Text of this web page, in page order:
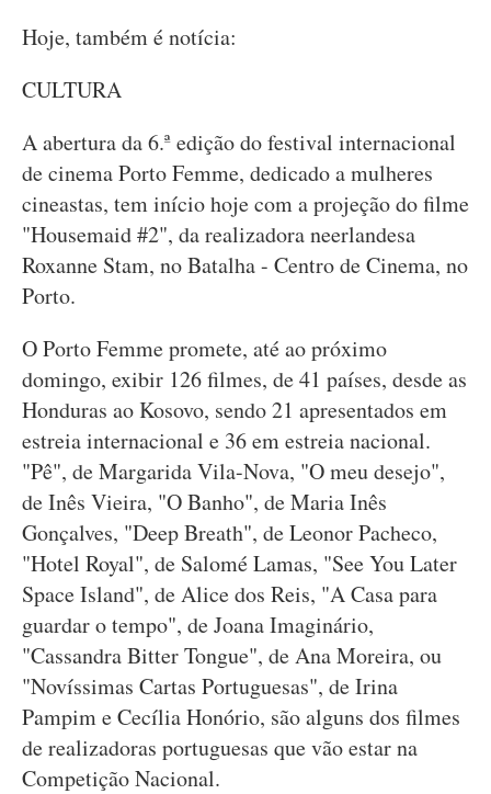
Hoje, também é notícia:
CULTURA
A abertura da 6.ª edição do festival internacional
de cinema Porto Femme, dedicado a mulheres
cineastas, tem início hoje com a projeção do filme
"Housemaid #2", da realizadora neerlandesa
Roxanne Stam, no Batalha - Centro de Cinema, no
Porto.
O Porto Femme promete, até ao próximo
domingo, exibir 126 filmes, de 41 países, desde as
Honduras ao Kosovo, sendo 21 apresentados em
estreia internacional e 36 em estreia nacional.
"Pê", de Margarida Vila-Nova, "O meu desejo",
de Inês Vieira, "O Banho", de Maria Inês
Gonçalves, "Deep Breath", de Leonor Pacheco,
"Hotel Royal", de Salomé Lamas, "See You Later
Space Island", de Alice dos Reis, "A Casa para
guardar o tempo", de Joana Imaginário,
"Cassandra Bitter Tongue", de Ana Moreira, ou
"Novíssimas Cartas Portuguesas", de Irina
Pampim e Cecília Honório, são alguns dos filmes
de realizadoras portuguesas que vão estar na
Competição Nacional.